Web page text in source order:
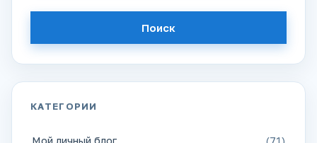
Поиск
КАТЕГОРИИ